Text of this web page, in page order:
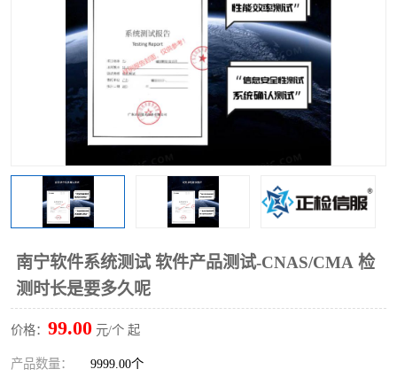
南宁软件系统测试 软件产品测试-CNAS/CMA 检
测时长是要多久呢
价格： 99.00 元/个 起
产品数量： 9999.00个